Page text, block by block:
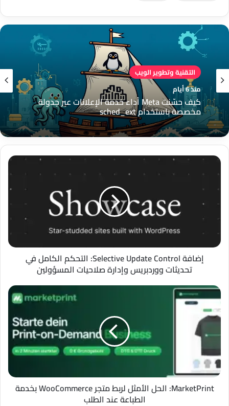
التقنية وتطوير الويب
منذ 6 أيام
كيف حسّنت Meta أداء خدمة الإعلانات عبر جدولة
مخصصة باستخدام sched_ext
التقنية وتطوير الويب
منذ 6 أيام
لتحسين إعلانات Meta في القمع العميق
إضافة
Selective
التحكم
تحديثات
ووردبريس
صلاحيات
إضافة Selective Update Control: التحكم الكامل في
تحديثات ووردبريس وإدارة صلاحيات المسؤولين
MarketPrint:
الحل
الأمثل
لربط
متجر
WooCommerce
بخدمة
الطباعة
عند
الطلب
MarketPrint: الحل الأمثل لربط متجر WooCommerce بخدمة
الطباعة عند الطلب